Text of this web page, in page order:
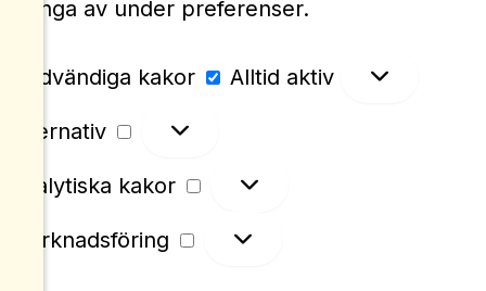
stänga av under preferenser.
Nödvändiga kakor
kakor
Alltid aktiv
Alternativ
Analytiska kakor
kakor
Marknadsföring